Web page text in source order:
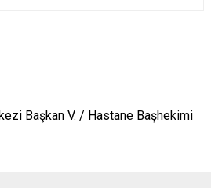
Başkan V. / Hastane Başhekimi